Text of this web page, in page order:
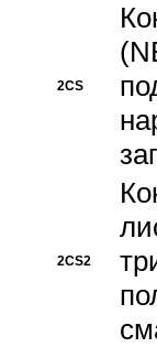
2CS
2CS2